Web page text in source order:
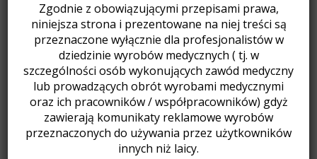
Zgodnie z obowiązującymi przepisami prawa,
niniejsza strona i prezentowane na niej treści są
przeznaczone wyłącznie dla profesjonalistów w
dziedzinie wyrobów medycznych ( tj. w
szczególności osób wykonujących zawód medyczny
lub prowadzących obrót wyrobami medycznymi
oraz ich pracowników / współpracowników) gdyż
zawierają komunikaty reklamowe wyrobów
przeznaczonych do używania przez użytkowników
innych niż laicy.